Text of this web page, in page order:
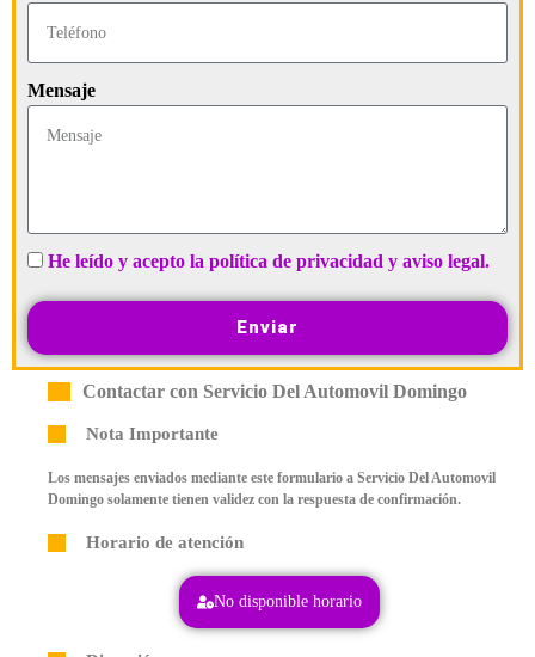
Mensaje
He leído y acepto la política de privacidad y aviso legal.
Enviar
Contactar con Servicio Del Automovil Domingo
Nota Importante
Los mensajes enviados mediante este formulario a Servicio Del Automovil
Domingo solamente tienen validez con la respuesta de confirmación.
Horario de atención
No disponible horario